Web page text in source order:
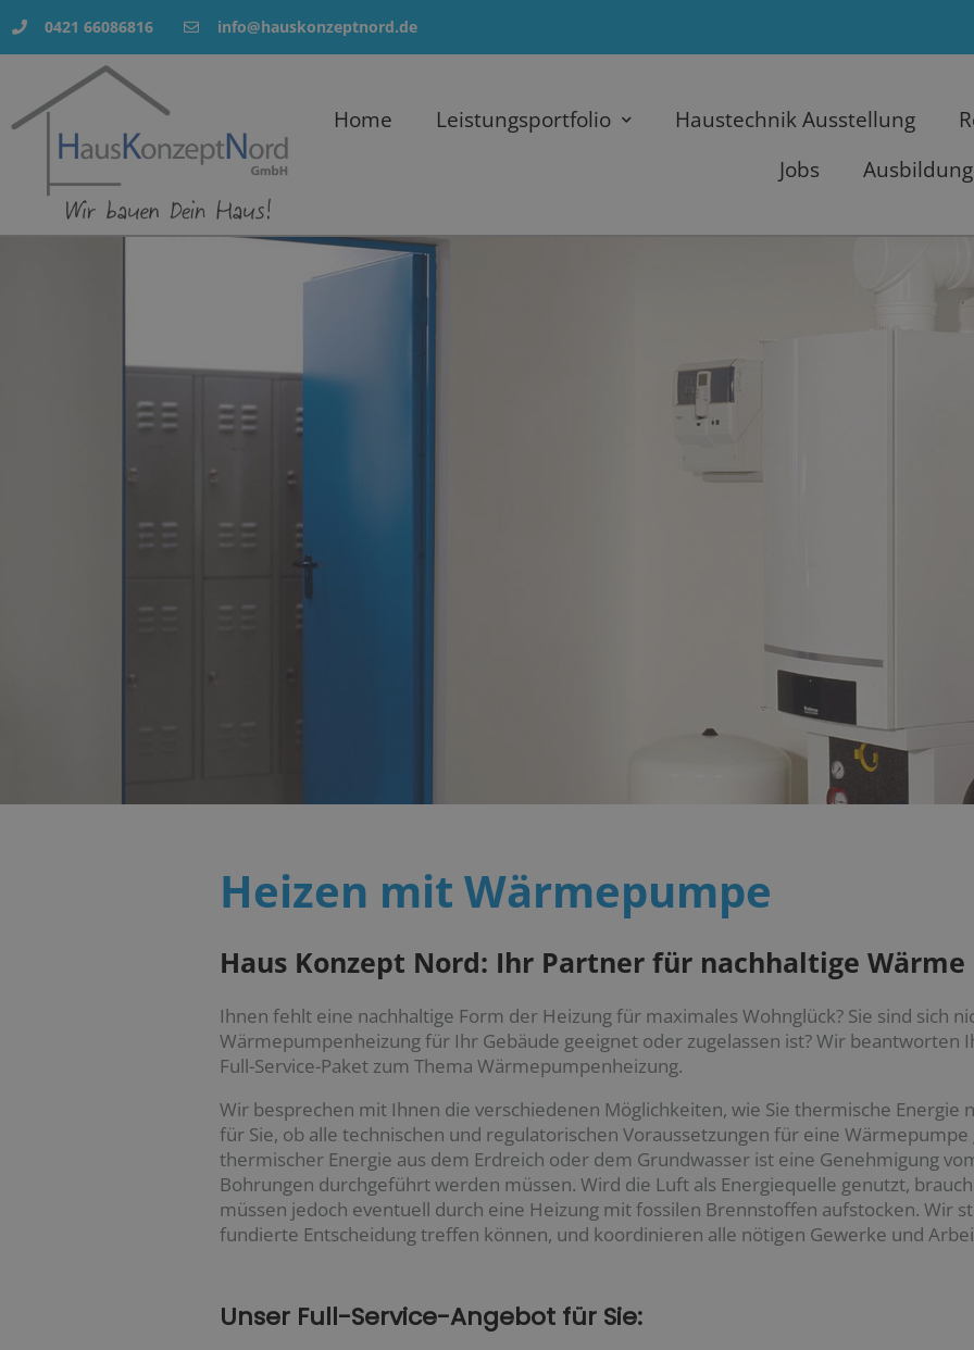
0421 66086816 info@hauskonzeptnord.de
Home Leistungsportfolio Haustechnik Ausstellung
Jobs
Ausbildung
Heizen mit Wärmepumpe
Haus Konzept Nord: Ihr Partner für nachhaltige Wärme
Ihnen fehlt eine nachhaltige Form der Heizung für maximales Wohnglück? Sie sind sich
Wärmepumpenheizung für Ihr Gebäude geeignet oder zugelassen ist? Wir beantworten
Full-Service-Paket zum Thema Wärmepumpenheizung.
Wir besprechen mit Ihnen die verschiedenen Möglichkeiten, wie Sie thermische Energie
für Sie, ob alle technischen und regulatorischen Voraussetzungen für eine
thermischer Energie aus dem Erdreich oder dem Grundwasser ist eine Genehmigung
Bohrungen durchgeführt werden müssen. Wird die Luft als Energiequelle genutzt,
müssen jedoch eventuell durch eine Heizung mit fossilen Brennstoffen aufstocken. Wir
fundierte Entscheidung treffen können, und koordinieren alle nötigen Gewerke und
Unser Full-Service-Angebot für Sie: